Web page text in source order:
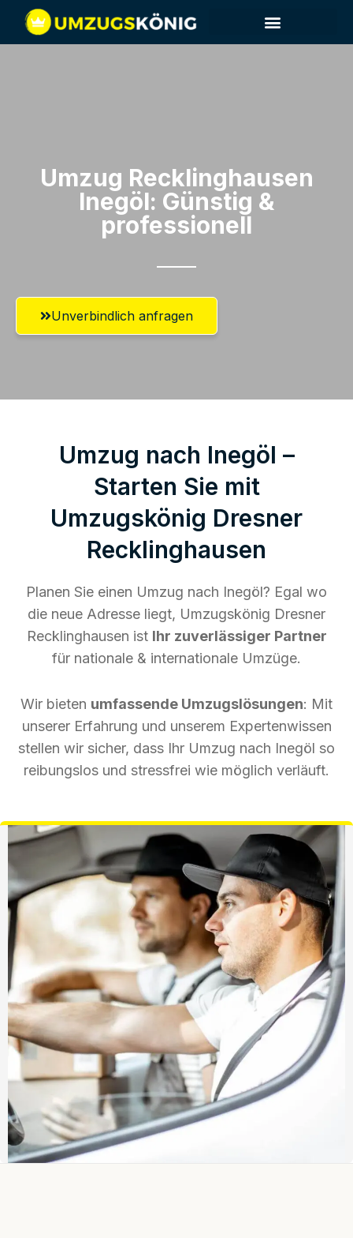
Umzug Recklinghausen​
Inegöl: Günstig &
professionell​
Unverbindlich anfragen
Umzug nach Inegöl –
Starten Sie mit
Umzugskönig Dresner
Recklinghausen
Planen Sie einen Umzug nach Inegöl? Egal wo
die neue Adresse liegt, Umzugskönig Dresner
Recklinghausen ist Ihr zuverlässiger Partner
für nationale & internationale Umzüge.
Wir bieten umfassende Umzugslösungen: Mit
unserer Erfahrung und unserem Expertenwissen
stellen wir sicher, dass Ihr Umzug nach Inegöl so
reibungslos und stressfrei wie möglich verläuft.